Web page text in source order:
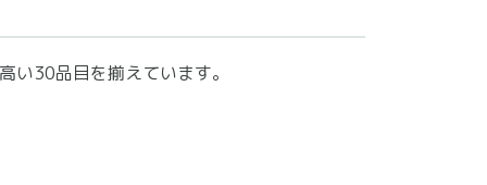
い30品目を揃えています。